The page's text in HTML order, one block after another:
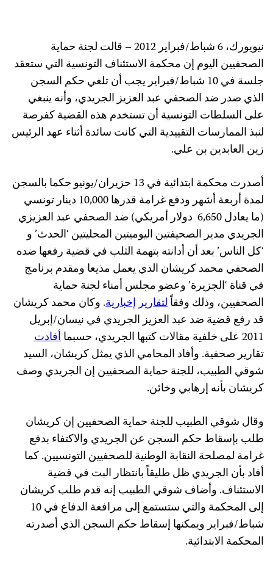
نيويورك، 6 شباط/فبراير 2012 – قالت لجنة حماية
الصحفيين اليوم إن محكمة الاستئناف التونسية التي ستعقد
جلسة في 10 شباط/فبراير يجب أن تلغي حكم السجن
الذي صدر ضد الصحفي عبد العزيز الجريدي، وأنه ينبغي
على السلطات التونسية أن تستخدم هذه القضية كفرصة
لنبذ الممارسات التقييدية التي كانت سائدة أثناء عهد الرئيس
زين العابدين بن علي.
أصدرت محكمة ابتدائية في 13 حزيران/يونيو حكما بالسجن
لمدة أربعة أشهر ودفع غرامة قدرها 10,000 دينار تونسي
(ما يعادل 6,650
دولار أمريكي) ضد الصحفي عبد العزيزي
الجريدي مدير الصحيفتين اليوميتين المحليتين ‘الحدث’ و
‘كل الناس’ بعد أن أدانته بتهمة الثلب في قضية رفعها ضده
الصحفي محمد كريشان الذي يعمل مذيعا ومقدم برنامج
في قناة ‘الجزيرة’ وعضو مجلس أمناء لجنة حماية
الصحفيين، وذلك وفقاًلتقارير إخبارية. وكان محمد كريشان
قد رفع قضية ضد عبد العزيز الجريدي في نيسان/إبريل
2011 على خلفية مقالات كتبها الجريدي، حسبما
أفادت
تقارير صحفية. وأفاد المحامي الذي يمثل كريشان، السيد
شوقي الطبيب، للجنة حماية الصحفيين إن الجريدي وصف
كريشان بأنه إرهابي وخائن.
وقال شوقي الطبيب للجنة حماية الصحفيين إن كريشان
طلب بإسقاط حكم السجن عن الجريدي والاكتفاء بدفع
غرامة لمصلحة النقابة الوطنية للصحفيين التونسيين. كما
أفاد بأن الجريدي ظل طليقاً بانتظار البت في قضية
الاستئناف. وأضاف شوقي الطبيب إنه قدم طلب كريشان
إلى المحكمة والتي ستستمع إلى مرافعة الدفاع في 10
شباط/فبراير ويمكنها إسقاط حكم السجن الذي أصدرته
المحكمة الابتدائية.